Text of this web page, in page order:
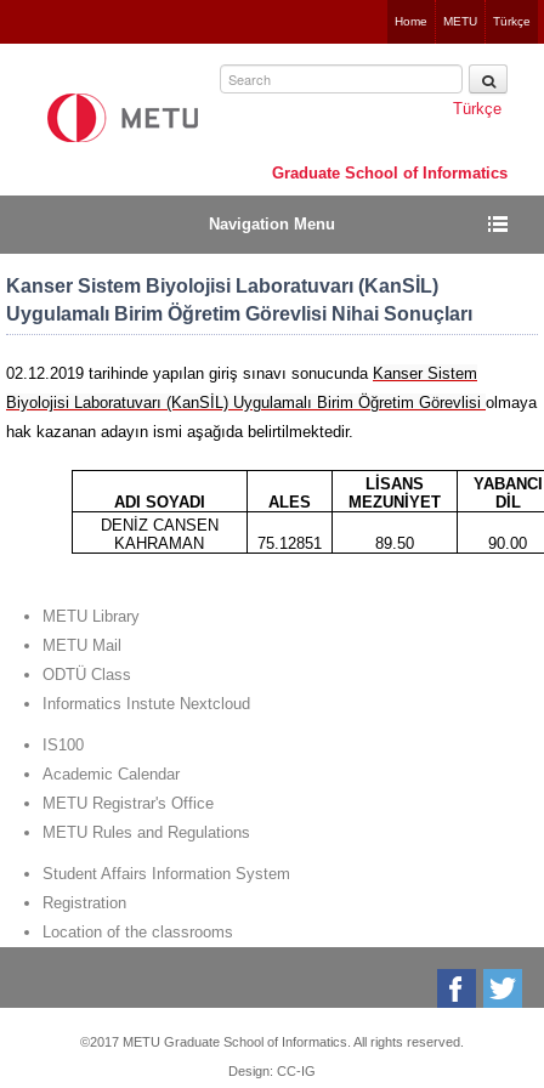
to
Home METU Türkçe
Graduate School of Informatics
Navigation Menu
Kanser Sistem Biyolojisi Laboratuvarı (KanSİL)
Uygulamalı Birim Öğretim Görevlisi Nihai Sonuçları
Türkçe
02.12.2019 tarihinde yapılan giriş sınavı sonucunda Kanser Sistem
Biyolojisi Laboratuvarı (KanSİL) Uygulamalı Birim Öğretim Görevlisi olmaya
hak kazanan adayın ismi aşağıda belirtilmektedir.
ADI SOYADI ALES
LİSANS
MEZUNİYET
YABANCI
DİL
DENİZ CANSEN
KAHRAMAN
75.12851 89.50 90.00
METU Library
METU Mail
ODTÜ Class
Informatics Instute Nextcloud
IS100
Academic Calendar
METU Registrar's Office
METU Rules and Regulations
Student Affairs Information System
Registration
Location of the classrooms
©2017 METU Graduate School of Informatics. All rights reserved.
Design: CC-IG